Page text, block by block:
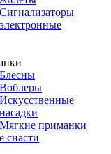
Сигнализаторы
электронные
Блесны
Воблеры
Искусственные
насадки
Мягкие приманки
снасти